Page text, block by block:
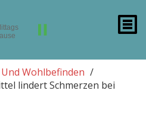
Wohlbefinden
lindert Schmerzen bei